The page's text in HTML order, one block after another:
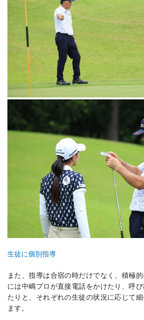
生徒に個別指導
また、指導は合宿の時だけでなく、積極
には中嶋プロが直接電話をかけたり、呼
たりと、それぞれの生徒の状況に応じて
ます。